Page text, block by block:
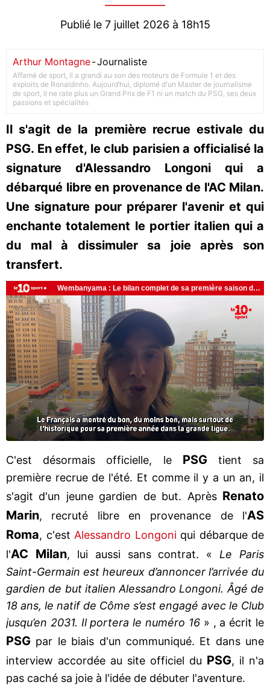
Publié le 7 juillet 2026 à 18h15
Arthur Montagne-Journaliste
Affamé de sport, il a grandi au son des moteurs de Formule 1 et des
exploits de Ronaldinho. Aujourd’hui, diplomé d'un Master de journalisme
de sport, il ne rate plus un Grand Prix de F1 ni un match du PSG, ses deux
passions et spécialités
Il s'agit de la première recrue estivale du
PSG. En effet, le club parisien a officialisé la
signature d'Alessandro Longoni qui a
débarqué libre en provenance de l'AC Milan.
Une signature pour préparer l'avenir et qui
enchante totalement le portier italien qui a
du mal à dissimuler sa joie après son
transfert.
C'est désormais officielle, le PSG tient sa
première recrue de l'été. Et comme il y a un an, il
s'agit d'un jeune gardien de but. Après Renato
Marin, recruté libre en provenance de l'AS
Roma, c'est Alessandro Longoniqui débarque de
l'AC Milan, lui aussi sans contrat. « Le Paris
Saint-Germain est heureux d’annoncer l’arrivée du
gardien de but italien Alessandro Longoni. Âgé de
18 ans, le natif de Côme s’est engagé avec le Club
jusqu’en 2031. Il portera le numéro 16 » , a écrit le
PSG par le biais d'un communiqué. Et dans une
interview accordée au site officiel du PSG, il n'a
pas caché sa joie à l'idée de débuter l'aventure.